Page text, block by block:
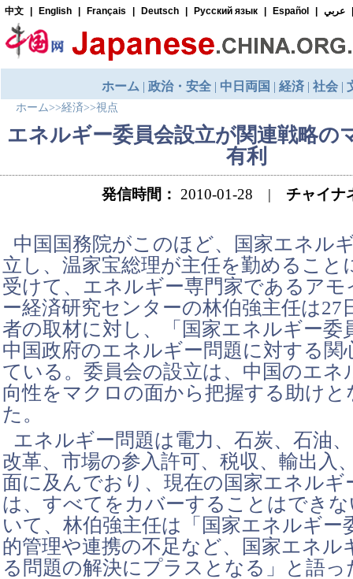
ホーム>>経済>>視点
エネルギー委員会設立が関連戦略の
有利
発信時間： 2010-01-28 | チャイナ
中国国務院がこのほど、国家エネル
立し、温家宝総理が主任を勤めること
受けて、エネルギー専門家であるア
ー経済研究センターの林伯強主任は27
者の取材に対し、「国家エネルギー委
中国政府のエネルギー問題に対する関
ている。委員会の設立は、中国のエネ
向性をマクロの面から把握する助けと
た。
エネルギー問題は電力、石炭、石油
改革、市場の参入許可、税収、輸出入
面に及んでおり、現在の国家エネルギ
は、すべてをカバーすることはでき
いて、林伯強主任は「国家エネルギー
的管理や連携の不足など、国家エネル
る問題の解決にプラスとなる」と語っ